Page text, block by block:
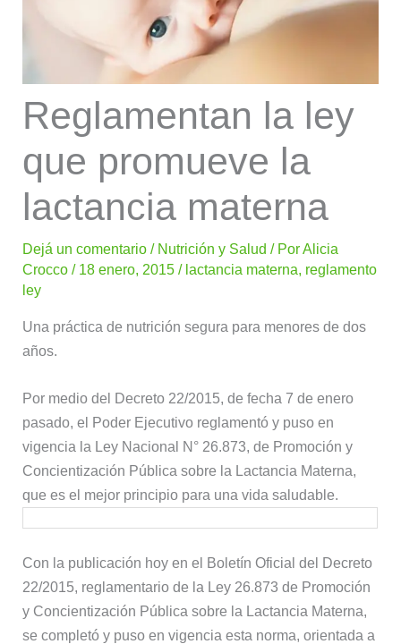
Reglamentan la ley
que promueve la
lactancia materna
Dejá un comentario / Nutrición y Salud / Por Alicia
Crocco/ 18 enero, 2015/ lactancia materna reglamento
ley
Una práctica de nutrición segura para menores de dos
años.
Por medio del Decreto 22/2015, de fecha 7 de enero
pasado, el Poder Ejecutivo reglamentó y puso en
vigencia la Ley Nacional N° 26.873, de Promoción y
Concientización Pública sobre la Lactancia Materna,
que es el mejor principio para una vida saludable.
Con la publicación hoy en el Boletín Oficial del Decreto
22/2015, reglamentario de la Ley 26.873 de Promoción
y Concientización Pública sobre la Lactancia Materna,
se completó y puso en vigencia esta norma, orientada a